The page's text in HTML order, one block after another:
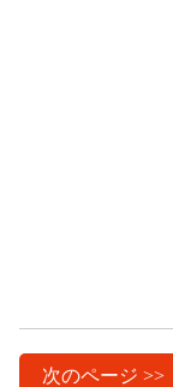
次のページ >>